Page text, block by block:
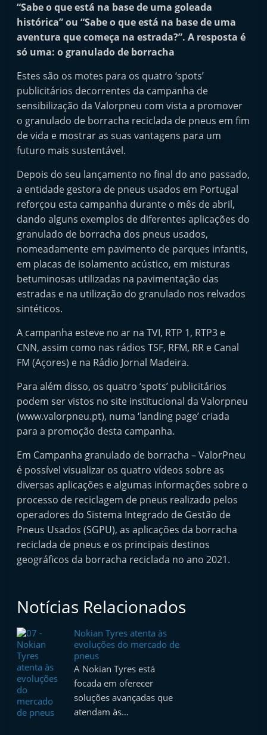
e
p
e
n
d
e
n
t
e
e
p
n
e
s
e
s
v
i
o
r
p
i
d
o
s
“Sabe o que está na base de uma goleada
histórica” ou “Sabe o que está na base de uma
aventura que começa na estrada?”. A resposta é
só uma: o granulado de borracha
Estes são os motes para os quatro ‘spots’
publicitários decorrentes da campanha de
sensibilização da Valorpneu com vista a promover
o granulado de borracha reciclada de pneus em fim
de vida e mostrar as suas vantagens para um
futuro mais sustentável.
Depois do seu lançamento no final do ano passado,
a entidade gestora de pneus usados em Portugal
reforçou esta campanha durante o mês de abril,
dando alguns exemplos de diferentes aplicações do
granulado de borracha dos pneus usados,
nomeadamente em pavimento de parques infantis,
em placas de isolamento acústico, em misturas
betuminosas utilizadas na pavimentação das
estradas e na utilização do granulado nos relvados
sintéticos.
A campanha esteve no ar na TVI, RTP 1, RTP3 e
CNN, assim como nas rádios TSF, RFM, RR e Canal
FM (Açores) e na Rádio Jornal Madeira.
Para além disso, os quatro ‘spots’ publicitários
podem ser vistos no site institucional da Valorpneu
(www.valorpneu.pt), numa ‘landing page’ criada
para a promoção desta campanha.
Em Campanha granulado de borracha – ValorPneu
é possível visualizar os quatro vídeos sobre as
diversas aplicações e algumas informações sobre o
processo de reciclagem de pneus realizado pelos
operadores do Sistema Integrado de Gestão de
Pneus Usados (SGPU), as aplicações da borracha
reciclada de pneus e os principais destinos
geográficos da borracha reciclada no ano 2021.
Notícias Relacionados
Nokian Tyres atenta às
evoluções do mercado de
pneus
A Nokian Tyres está
focada em oferecer
soluções avançadas que
atendam às…